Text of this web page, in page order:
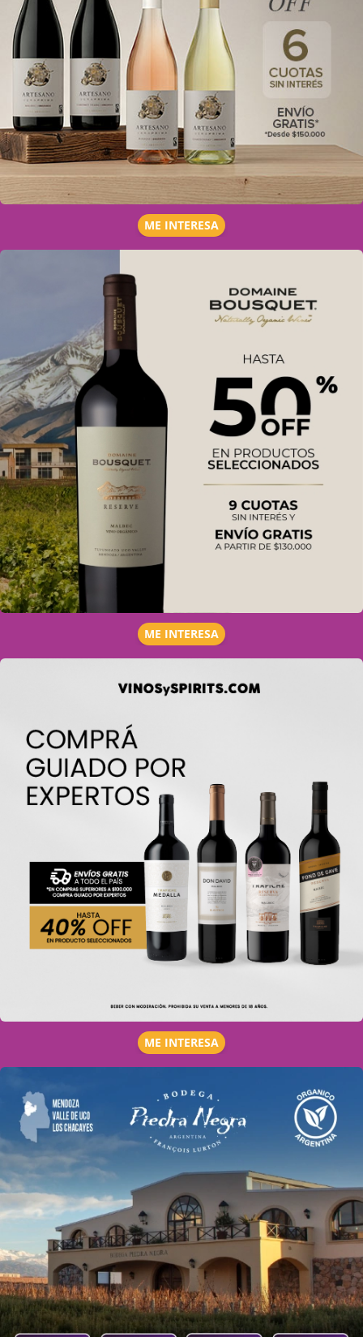
ME INTERESA
ME INTERESA
ME INTERESA